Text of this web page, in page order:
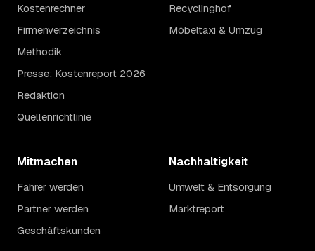
Kostenrechner
Firmenverzeichnis
Methodik
Presse: Kostenreport 2026
Redaktion
Quellenrichtlinie
Recyclinghof
Möbeltaxi & Umzug
Mitmachen
Fahrer werden
Partner werden
Geschäftskunden
Nachhaltigkeit
Umwelt & Entsorgung
Marktreport